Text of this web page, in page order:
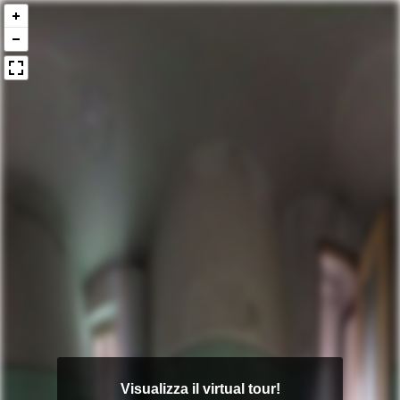
Visualizza il virtual tour!